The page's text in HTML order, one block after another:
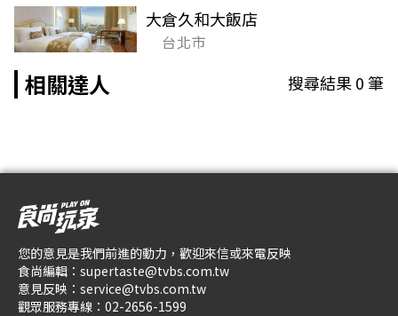
大倉久和大飯店
台北市
相關達人 搜尋結果0筆
您的意見是我們前進的動力，歡迎來信或來電反映
食尚編輯： supertaste@tvbs.com.tw
意見反映： service@tvbs.com.tw
觀眾服務專線： 02-2656-1599